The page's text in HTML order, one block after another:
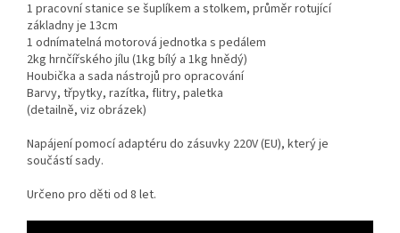
1 pracovní stanice se šuplíkem a stolkem, průměr rotující
základny je 13cm
1 odnímatelná motorová jednotka s pedálem
2kg hrnčířského jílu (1kg bílý a 1kg hnědý)
Houbička a sada nástrojů pro opracování
Barvy, třpytky, razítka, flitry, paletka
(detailně, viz obrázek)
Napájení pomocí adaptéru do zásuvky 220V (EU), který je
součástí sady.
Určeno pro děti od 8 let.